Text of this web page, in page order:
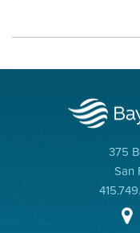
375
San